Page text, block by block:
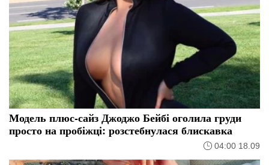
Модель плюс-сайз Джоджо Бейбі оголила груди
просто на пробіжці: розстебнулася блискавка
04:00 18.09